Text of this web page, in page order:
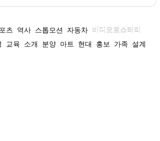
츠 역사 스톱모션 자동차 비디오로스터리
교육 소개 분양 아트 현대 홍보 가족 설계